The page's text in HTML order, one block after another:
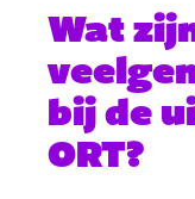
Wat
bij de
ORT?